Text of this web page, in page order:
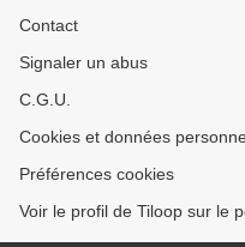
Contact
Signaler un abus
C.G.U.
Cookies et données
Préférences cookies
Voir le profil de Tiloop sur le